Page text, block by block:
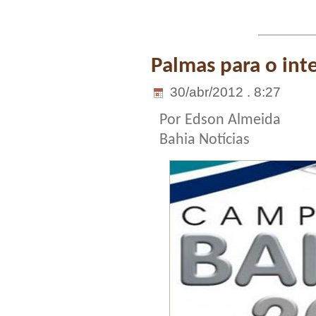
Palmas para o
30/abr/2012 . 8:27
Por Edson Almeida
Bahia Notícias